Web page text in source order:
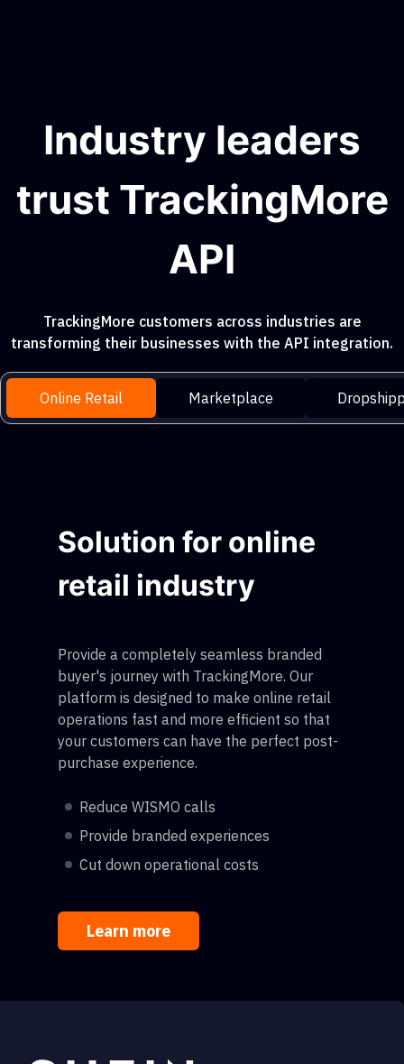
Industry leaders
trust TrackingMore
API
TrackingMore customers across industries are
transforming their businesses with the API integration.
Online Retail Marketplace
Solution for online
retail industry
Provide a completely seamless branded
buyer's journey with TrackingMore. Our
platform is designed to make online retail
operations fast and more efficient so that
your customers can have the perfect post-
purchase experience.
Reduce WISMO calls
Provide branded experiences
Cut down operational costs
Learn more